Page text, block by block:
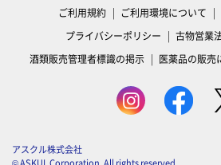
ご利用規約 ご利用環境について
プライバシーポリシー
古物営業
酒類販売管理者標識の掲示
医薬品の販売
アスクル株式会社
© ASKUL Corporation. All rights reserved.